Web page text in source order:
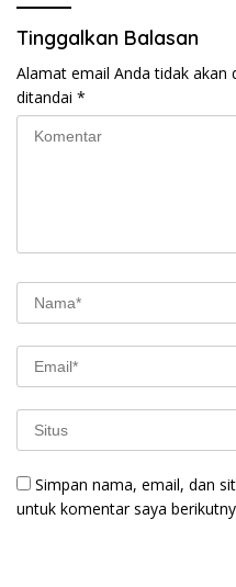
Tinggalkan Balasan
Alamat email Anda tidak akan
ditandai *
Simpan nama, email, dan
untuk komentar saya